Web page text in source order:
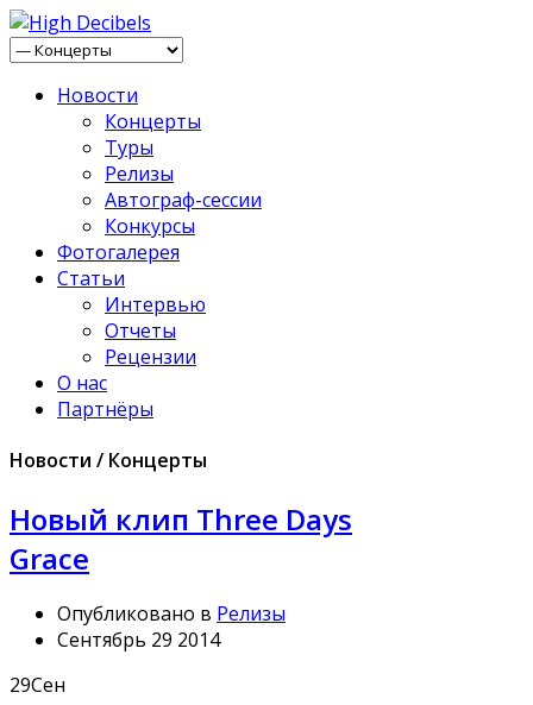
Новости
Концерты
Туры
Релизы
Автограф-сессии
Конкурсы
Фотогалерея
Статьи
Интервью
Отчеты
Рецензии
О нас
Партнёры
Новости / Концерты
Новый клип Three Days
Grace
Опубликовано в Релизы
Сентябрь 29 2014
29Сен